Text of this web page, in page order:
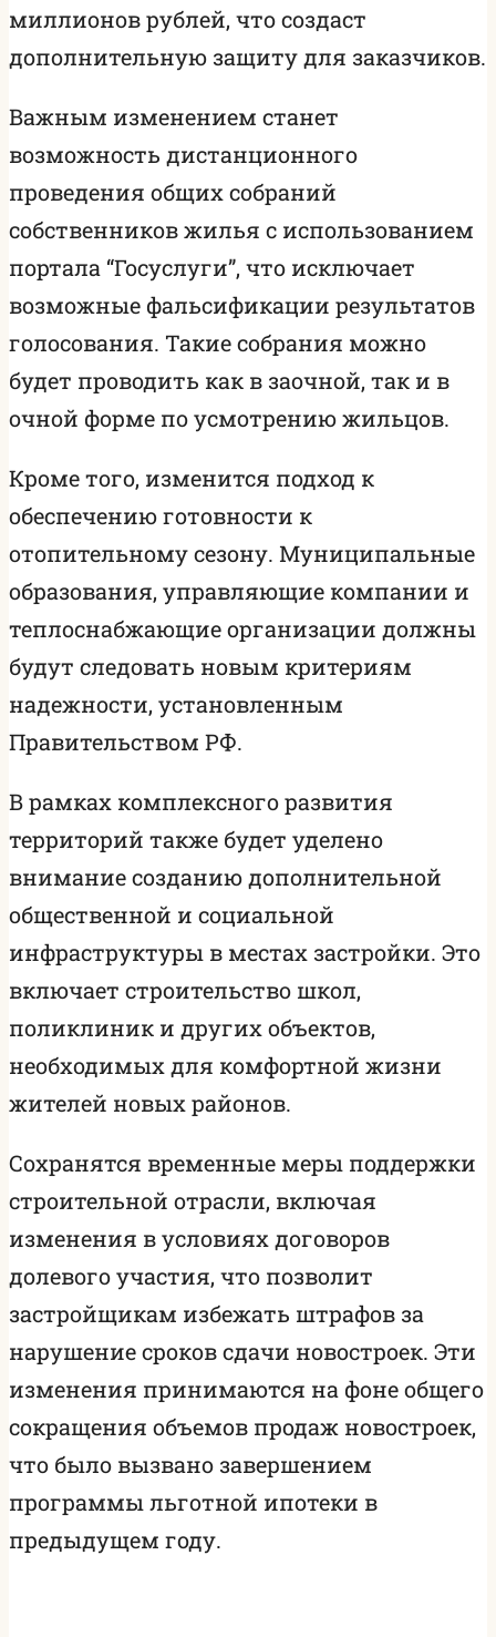
миллионов рублей, что создаст
дополнительную защиту для заказчиков.
Важным изменением станет
возможность дистанционного
проведения общих собраний
собственников жилья с использованием
портала “Госуслуги”, что исключает
возможные фальсификации результатов
голосования. Такие собрания можно
будет проводить как в заочной, так и в
очной форме по усмотрению жильцов.
Кроме того, изменится подход к
обеспечению готовности к
отопительному сезону. Муниципальные
образования, управляющие компании и
теплоснабжающие организации должны
будут следовать новым критериям
надежности, установленным
Правительством РФ.
В рамках комплексного развития
территорий также будет уделено
внимание созданию дополнительной
общественной и социальной
инфраструктуры в местах застройки. Это
включает строительство школ,
поликлиник и других объектов,
необходимых для комфортной жизни
жителей новых районов.
Сохранятся временные меры поддержки
строительной отрасли, включая
изменения в условиях договоров
долевого участия, что позволит
застройщикам избежать штрафов за
нарушение сроков сдачи новостроек. Эти
изменения принимаются на фоне общего
сокращения объемов продаж новостроек,
что было вызвано завершением
программы льготной ипотеки в
предыдущем году.